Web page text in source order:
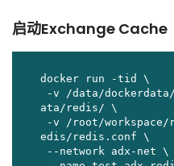
启动Exchange Cache
docker run -tid \
ata/redis/ \
edis/redis.conf \